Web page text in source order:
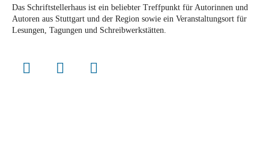
Das Schriftstellerhaus ist ein beliebter Treffpunkt für Autorinnen und
Autoren aus Stuttgart und der Region sowie ein Veranstaltungsort für
Lesungen, Tagungen und Schreibwerkstätten.